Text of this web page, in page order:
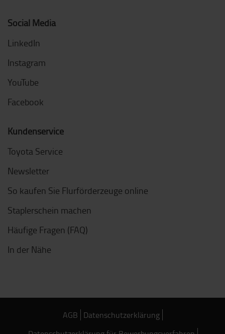
Social Media
LinkedIn
Instagram
YouTube
Facebook
Kundenservice
Toyota Service
Newsletter
So kaufen Sie Flurförderzeuge online
Staplerschein machen
Häufige Fragen (FAQ)
In der Nähe
AGB Datenschutzerklärung